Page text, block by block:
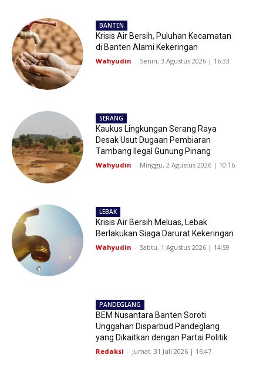
BANTEN
Krisis Air Bersih, Puluhan Kecamatan
di Banten Alami Kekeringan
Wahyudin - Senin, 3 Agustus 2026 | 16:33
SERANG
Kaukus Lingkungan Serang Raya
Desak Usut Dugaan Pembiaran
Tambang Ilegal Gunung Pinang
Wahyudin - Minggu, 2 Agustus 2026 | 10:16
LEBAK
Krisis Air Bersih Meluas, Lebak
Berlakukan Siaga Darurat Kekeringan
Wahyudin - Sabtu, 1 Agustus 2026 | 14:59
PANDEGLANG
BEM Nusantara Banten Soroti
Unggahan Disparbud Pandeglang
yang Dikaitkan dengan Partai Politik
Redaksi - Jumat, 31 Juli 2026 | 16:47